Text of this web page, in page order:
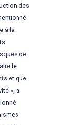
des
à la
de
le
et que
», a